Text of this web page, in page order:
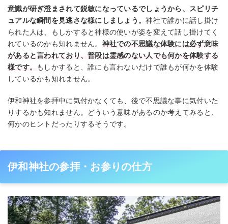
意識が研ぎ澄まされて鋭敏になっているでしょうから、スピリチ
ュアルな瞬間を見逃さな様にしましょう。神社で誰かに話し掛け
られた人は、もしかすると神様の使いが姿を変えて話し掛けてく
れているのかも知れません。 神社での不思議な体験には必ず意味
があると言われており、普段は霊感のない人でも何かを体験する
様です。
もしかすると、誰にも言わないだけで誰もが何かを体験
しているかも知れません。
伊和神社を参拝中に気付かなくても、後で不思議な事に気付いた
りするかも知れません。どういう意味があるのか考えてみると、
何かのヒントだったりするそうです。
伊和神社の参拝・お参りの仕方